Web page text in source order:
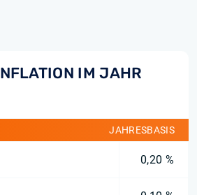
IM JAHR
JAHRESBASIS
0,20 %